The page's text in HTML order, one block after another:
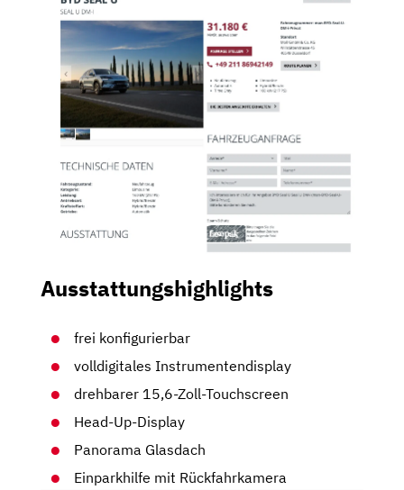
Ausstattungshighlights
frei konfigurierbar
volldigitales Instrumentendisplay
drehbarer 15,6-Zoll-Touchscreen
Head-Up-Display
Panorama Glasdach
Einparkhilfe mit Rückfahrkamera